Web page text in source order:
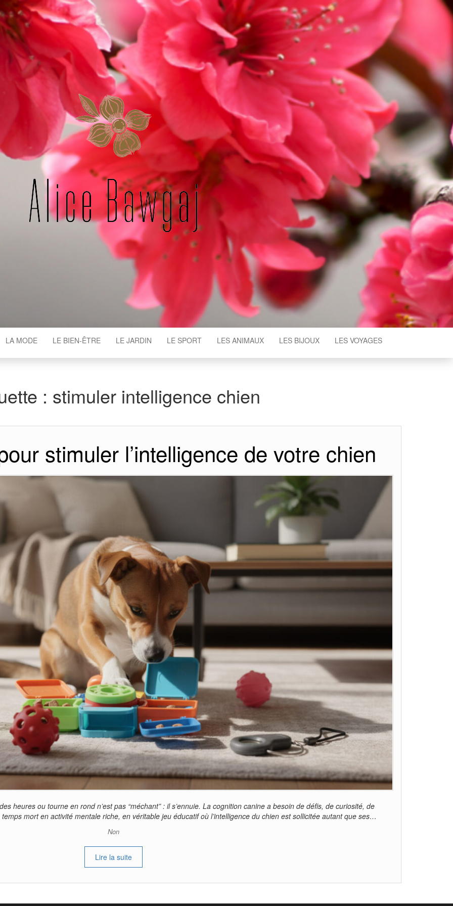
LA MODE LE BIEN-ÊTRE LE JARDIN LE SPORT LES ANIMAUX LES BIJOUX LES VOYAGES
: stimuler intelligence chien
stimuler l’intelligence de votre chien
heures ou tourne en rond n’est pas “méchant” : il s’ennuie. La cognition canine a besoin de défis, de curiosité, de
mort en activité mentale riche, en véritable jeu éducatif où l’intelligence du chien est sollicitée autant que ses…
Non
Lire la suite